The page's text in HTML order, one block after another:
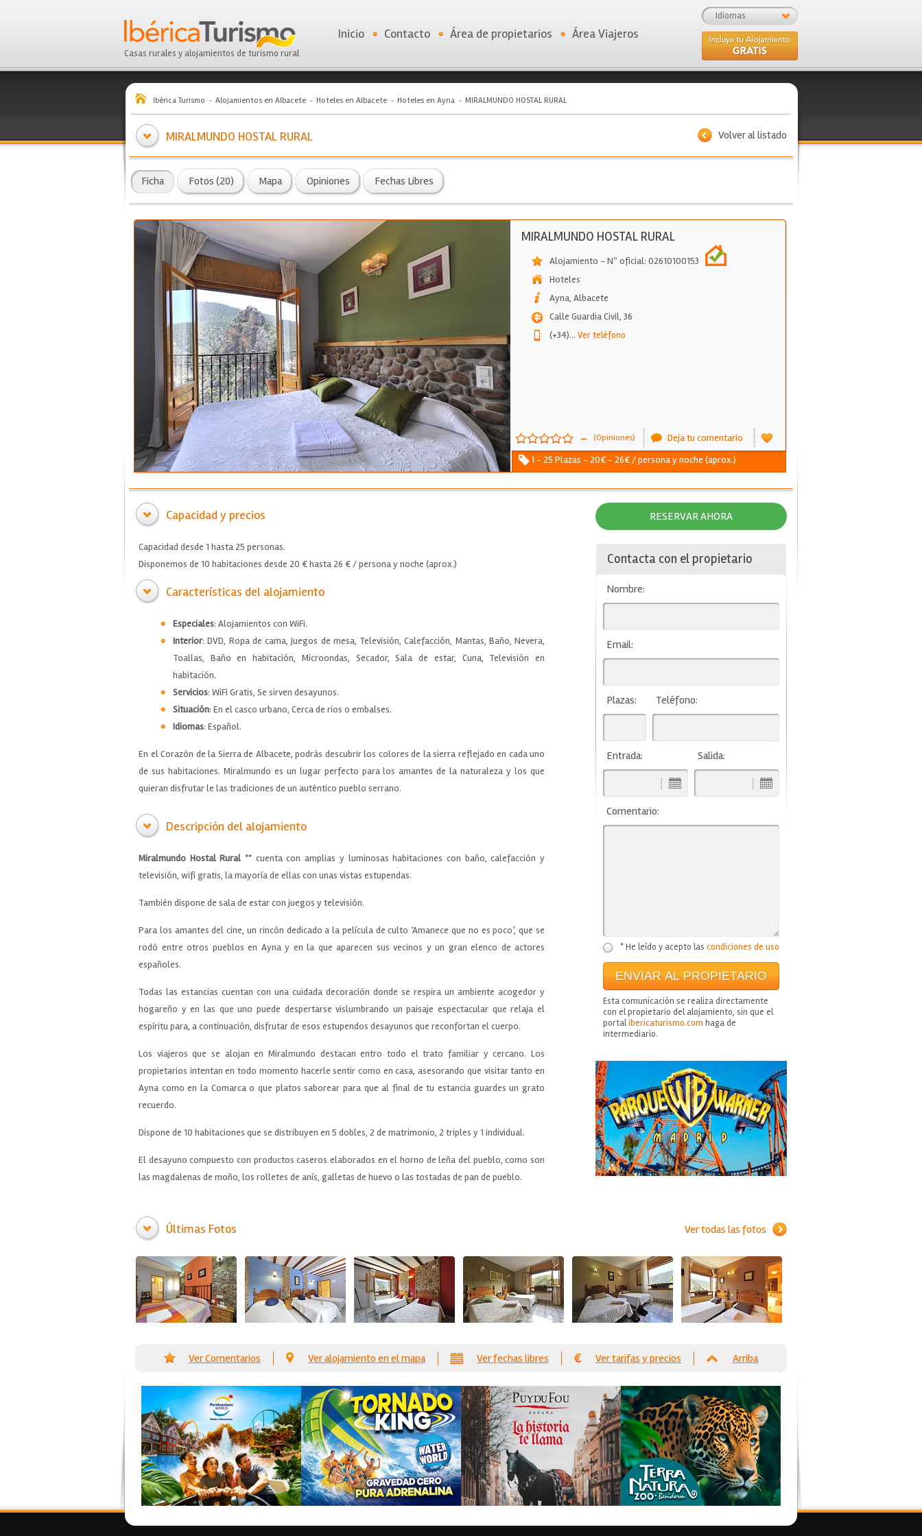
Casas rurales y alojamientos de turismo rural
Idiomas
Inicio Contacto Área de propietarios Área Viajeros
Ibérica Turismo Alojamientos en Albacete Hoteles en Albacete Hoteles en Ayna MIRALMUNDO HOSTAL RURAL
Volver al listado
MIRALMUNDO HOSTAL RURAL
Ficha Fotos (20) Mapa Opiniones Fechas Libres
MIRALMUNDO HOSTAL RURAL
Alojamiento - Nº oficial: 02610100153
Hoteles
Ayna, Albacete
Calle Guardia Civil, 36
(+34)... Ver teléfono
- (Opiniones)
Deja tu comentario
1 - 25 Plazas - 20€ - 26€ / persona y noche (aprox.)
Capacidad y precios
Capacidad desde 1 hasta 25 personas.
Disponemos de 10 habitaciones desde 20 € hasta 26 € / persona y noche (aprox.)
Características del alojamiento
Especiales: Alojamientos con WiFi.
Interior: DVD, Ropa de cama, Juegos de mesa, Televisión, Calefacción, Mantas, Baño, Nevera,
Toallas, Baño en habitación, Microondas, Secador, Sala de estar, Cuna, Televisión en
habitación.
Servicios: WiFi Gratis, Se sirven desayunos.
Situación: En el casco urbano, Cerca de rios o embalses.
Idiomas: Español.
En el Corazón de la Sierra de Albacete, podrás descubrir los colores de la sierra reflejado en cada uno
de sus habitaciones. Miralmundo es un lugar perfecto para los amantes de la naturaleza y los que
quieran disfrutar le las tradiciones de un auténtico pueblo serrano.
Descripción del alojamiento
Miralmundo Hostal Rural ** cuenta con amplias y luminosas habitaciones con baño, calefacción y
televisión, wifi gratis, la mayoría de ellas con unas vistas estupendas.
También dispone de sala de estar con juegos y televisión.
Para los amantes del cine, un rincón dedicado a la película de culto ‘Amanece que no es poco’, que se
rodó entre otros pueblos en Ayna y en la que aparecen sus vecinos y un gran elenco de actores
españoles.
Todas las estancias cuentan con una cuidada decoración donde se respira un ambiente acogedor y
hogareño y en las que uno puede despertarse vislumbrando un paisaje espectacular que relaja el
espíritu para, a continuación, disfrutar de esos estupendos desayunos que reconfortan el cuerpo.
Los viajeros que se alojan en Miralmundo destacan entro todo el trato familiar y cercano. Los
propietarios intentan en todo momento hacerle sentir como en casa, asesorando que visitar tanto en
Ayna como en la Comarca o que platos saborear para que al final de tu estancia guardes un grato
recuerdo.
Dispone de 10 habitaciones que se distribuyen en 5 dobles, 2 de matrimonio, 2 triples y 1 individual.
El desayuno compuesto con productos caseros elaborados en el horno de leña del pueblo, como son
las magdalenas de moño, los rolletes de anís, galletas de huevo o las tostadas de pan de pueblo.
RESERVAR AHORA
Contacta con el propietario
Nombre:
Email:
Plazas: Teléfono:
Entrada: Salida:
Comentario:
* He leído y acepto las condiciones de uso
Esta comunicación se realiza directamente
con el propietario del alojamiento, sin que el
portalibericaturismo.com haga de
intermediario.
Ver todas las fotos
Últimas Fotos
Ver Comentarios Ver alojamiento en el mapa Ver fechas libres Ver tarifas y precios Arriba